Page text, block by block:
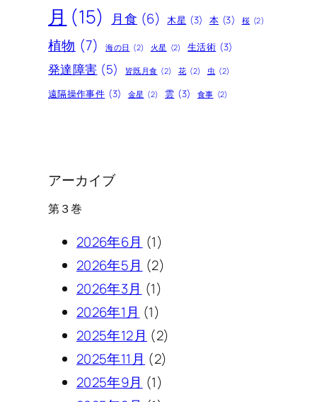
月 (15) 月食 (6) 木星 (3) 本 (3) 桜 (2)
植物 (7) 海の日 (2) 火星 (2) 生活術 (3)
発達障害 (5) 皆既月食 (2) 花 (2) 虫 (2)
遠隔操作事件 (3) 金星 (2) 雲 (3) 食事 (2)
アーカイブ
第３巻
2026年6月 (1)
2026年5月 (2)
2026年3月 (1)
2026年1月 (1)
2025年12月 (2)
2025年11月 (2)
2025年9月 (1)